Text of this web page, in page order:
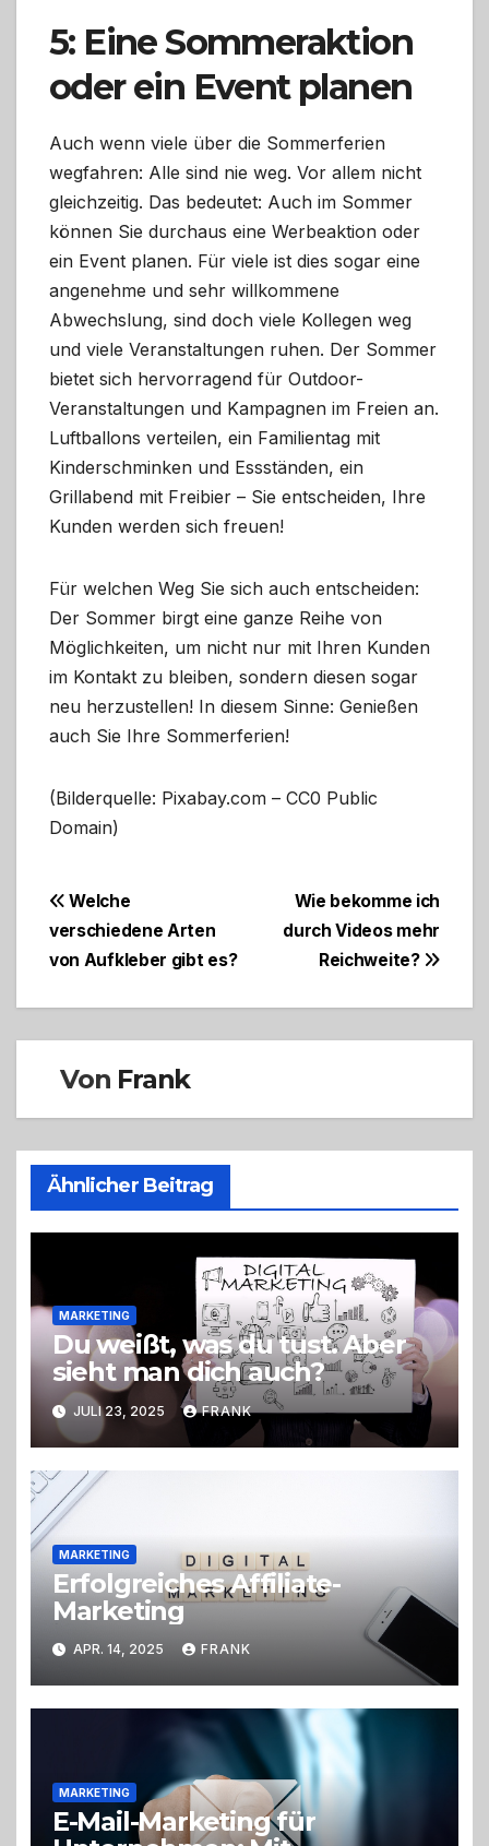
5: Eine Sommeraktion
oder ein Event planen
Auch wenn viele über die Sommerferien
wegfahren: Alle sind nie weg. Vor allem nicht
gleichzeitig. Das bedeutet: Auch im Sommer
können Sie durchaus eine Werbeaktion oder
ein Event planen. Für viele ist dies sogar eine
angenehme und sehr willkommene
Abwechslung, sind doch viele Kollegen weg
und viele Veranstaltungen ruhen. Der Sommer
bietet sich hervorragend für Outdoor-
Veranstaltungen und Kampagnen im Freien an.
Luftballons verteilen, ein Familientag mit
Kinderschminken und Essständen, ein
Grillabend mit Freibier – Sie entscheiden, Ihre
Kunden werden sich freuen!
Für welchen Weg Sie sich auch entscheiden:
Der Sommer birgt eine ganze Reihe von
Möglichkeiten, um nicht nur mit Ihren Kunden
im Kontakt zu bleiben, sondern diesen sogar
neu herzustellen! In diesem Sinne: Genießen
auch Sie Ihre Sommerferien!
(Bilderquelle: Pixabay.com – CC0 Public
Domain)
BeitragsnavigationWie bekomme ich
durch Videos mehr
Reichweite?
Welche
verschiedene Arten
von Aufkleber gibt es?
Von Frank
Ähnlicher Beitrag
MARKETING
Du weißt, was du tust. Aber
sieht man dich auch?
JULI 23, 2025 FRANK
MARKETING
Erfolgreiches Affiliate-
Marketing
APR. 14, 2025 FRANK
MARKETING
E-Mail-Marketing für